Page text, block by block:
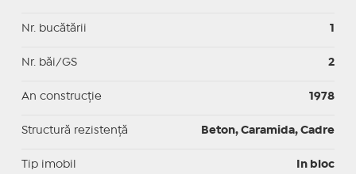
Nr. bucătării 1
Nr. băi/GS 2
An construcție 1978
Structură rezistență Beton, Caramida, Cadre
Tip imobil In bloc